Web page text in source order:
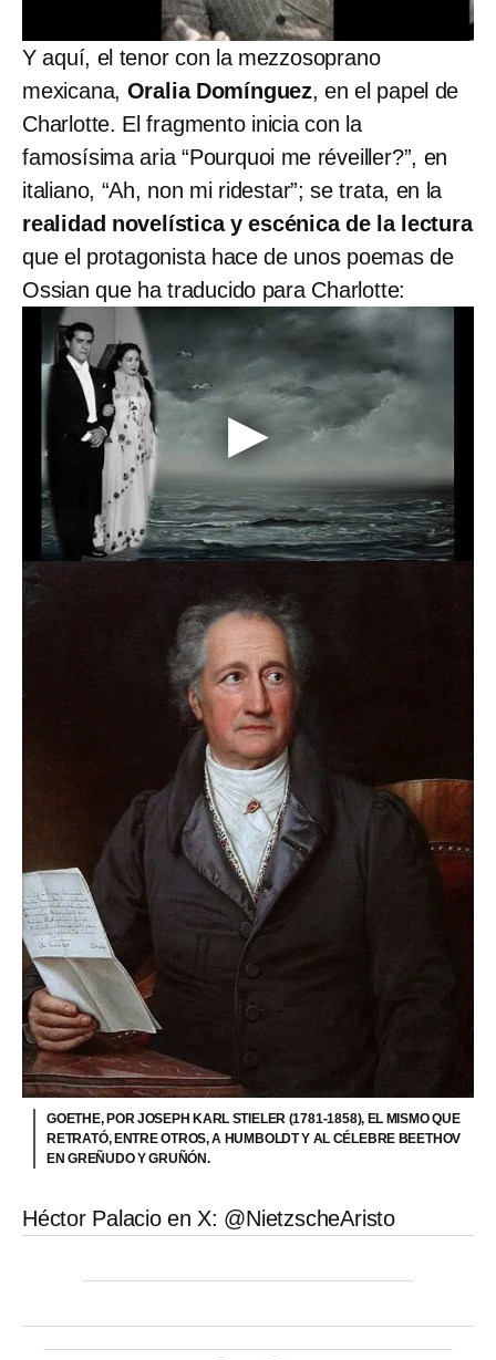
Y aquí, el tenor con la mezzosoprano
mexicana, Oralia Domínguez, en el papel de
Charlotte. El fragmento inicia con la
famosísima aria “Pourquoi me réveiller?”, en
italiano, “Ah, non mi ridestar”; se trata, en la
realidad novelística y escénica de la lectura
que el protagonista hace de unos poemas de
Ossian que ha traducido para Charlotte:
GOETHE, POR JOSEPH KARL STIELER (1781-1858), EL MISMO QUE
RETRATÓ, ENTRE OTROS, A HUMBOLDT Y AL CÉLEBRE BEETHOV
EN GREÑUDO Y GRUÑÓN.
Héctor Palacio en X: @NietzscheAristo